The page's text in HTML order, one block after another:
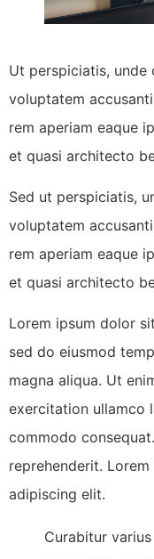
Ut perspiciatis, unde
voluptatem
rem aperiam eaque
et quasi architecto
Sed ut perspiciatis,
voluptatem
rem aperiam eaque
et quasi architecto
Lorem ipsum dolor
sed do eiusmod
magna aliqua. Ut
exercitation ullamco
commodo
reprehenderit.
adipiscing elit.
Curabitur